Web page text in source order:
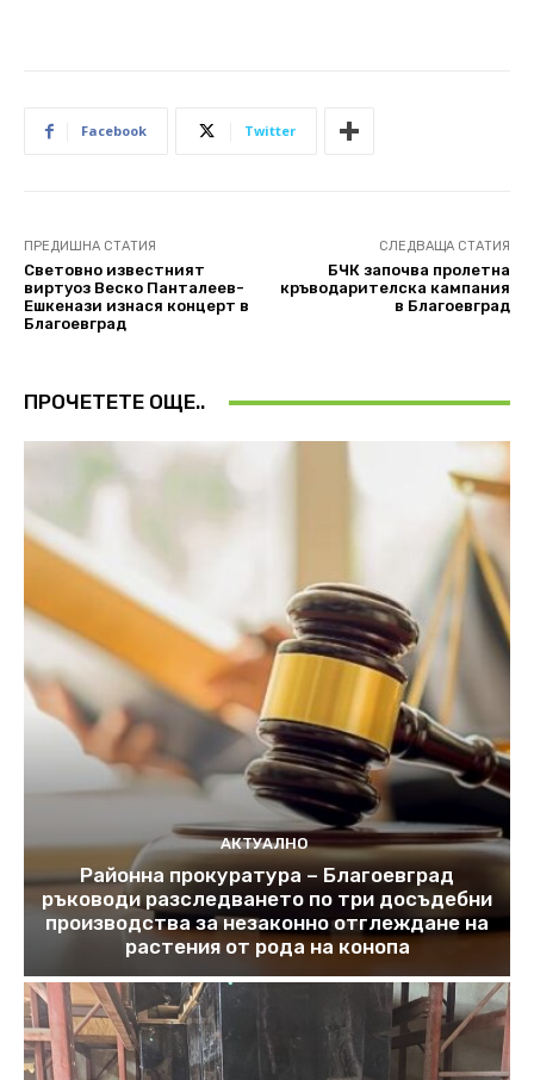
Facebook Twitter
ПРЕДИШНА СТАТИЯ
Световно известният
виртуоз Веско Панталеев-
Ешкенази изнася концерт в
Благоевград
СЛЕДВАЩА СТАТИЯ
БЧК започва пролетна
кръводарителска кампания
в Благоевград
ПРОЧЕТЕТЕ ОЩЕ..
АКТУАЛНО
Районна прокуратура – Благоевград
ръководи разследването по три досъдебни
производства за незаконно отглеждане на
растения от рода на конопа